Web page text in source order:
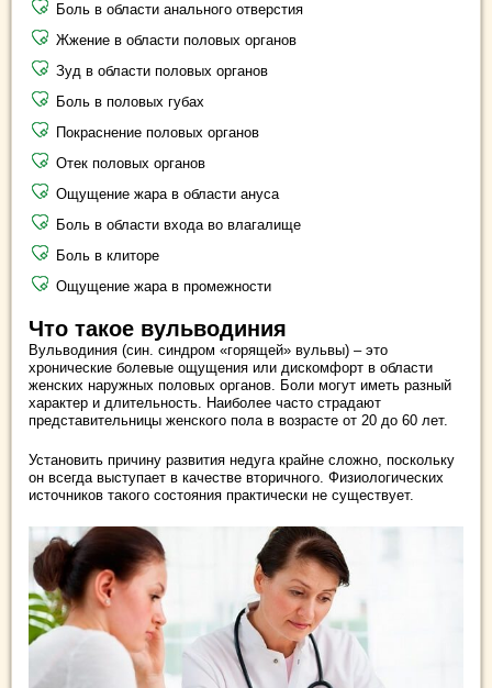
Боль в области анального отверстия
Жжение в области половых органов
Зуд в области половых органов
Боль в половых губах
Покраснение половых органов
Отек половых органов
Ощущение жара в области ануса
Боль в области входа во влагалище
Боль в клиторе
Ощущение жара в промежности
Что такое вульводиния
Вульводиния (син. синдром «горящей» вульвы) – это
хронические болевые ощущения или дискомфорт в области
женских наружных половых органов. Боли могут иметь разный
характер и длительность. Наиболее часто страдают
представительницы женского пола в возрасте от 20 до 60 лет.
Установить причину развития недуга крайне сложно, поскольку
он всегда выступает в качестве вторичного. Физиологических
источников такого состояния практически не существует.